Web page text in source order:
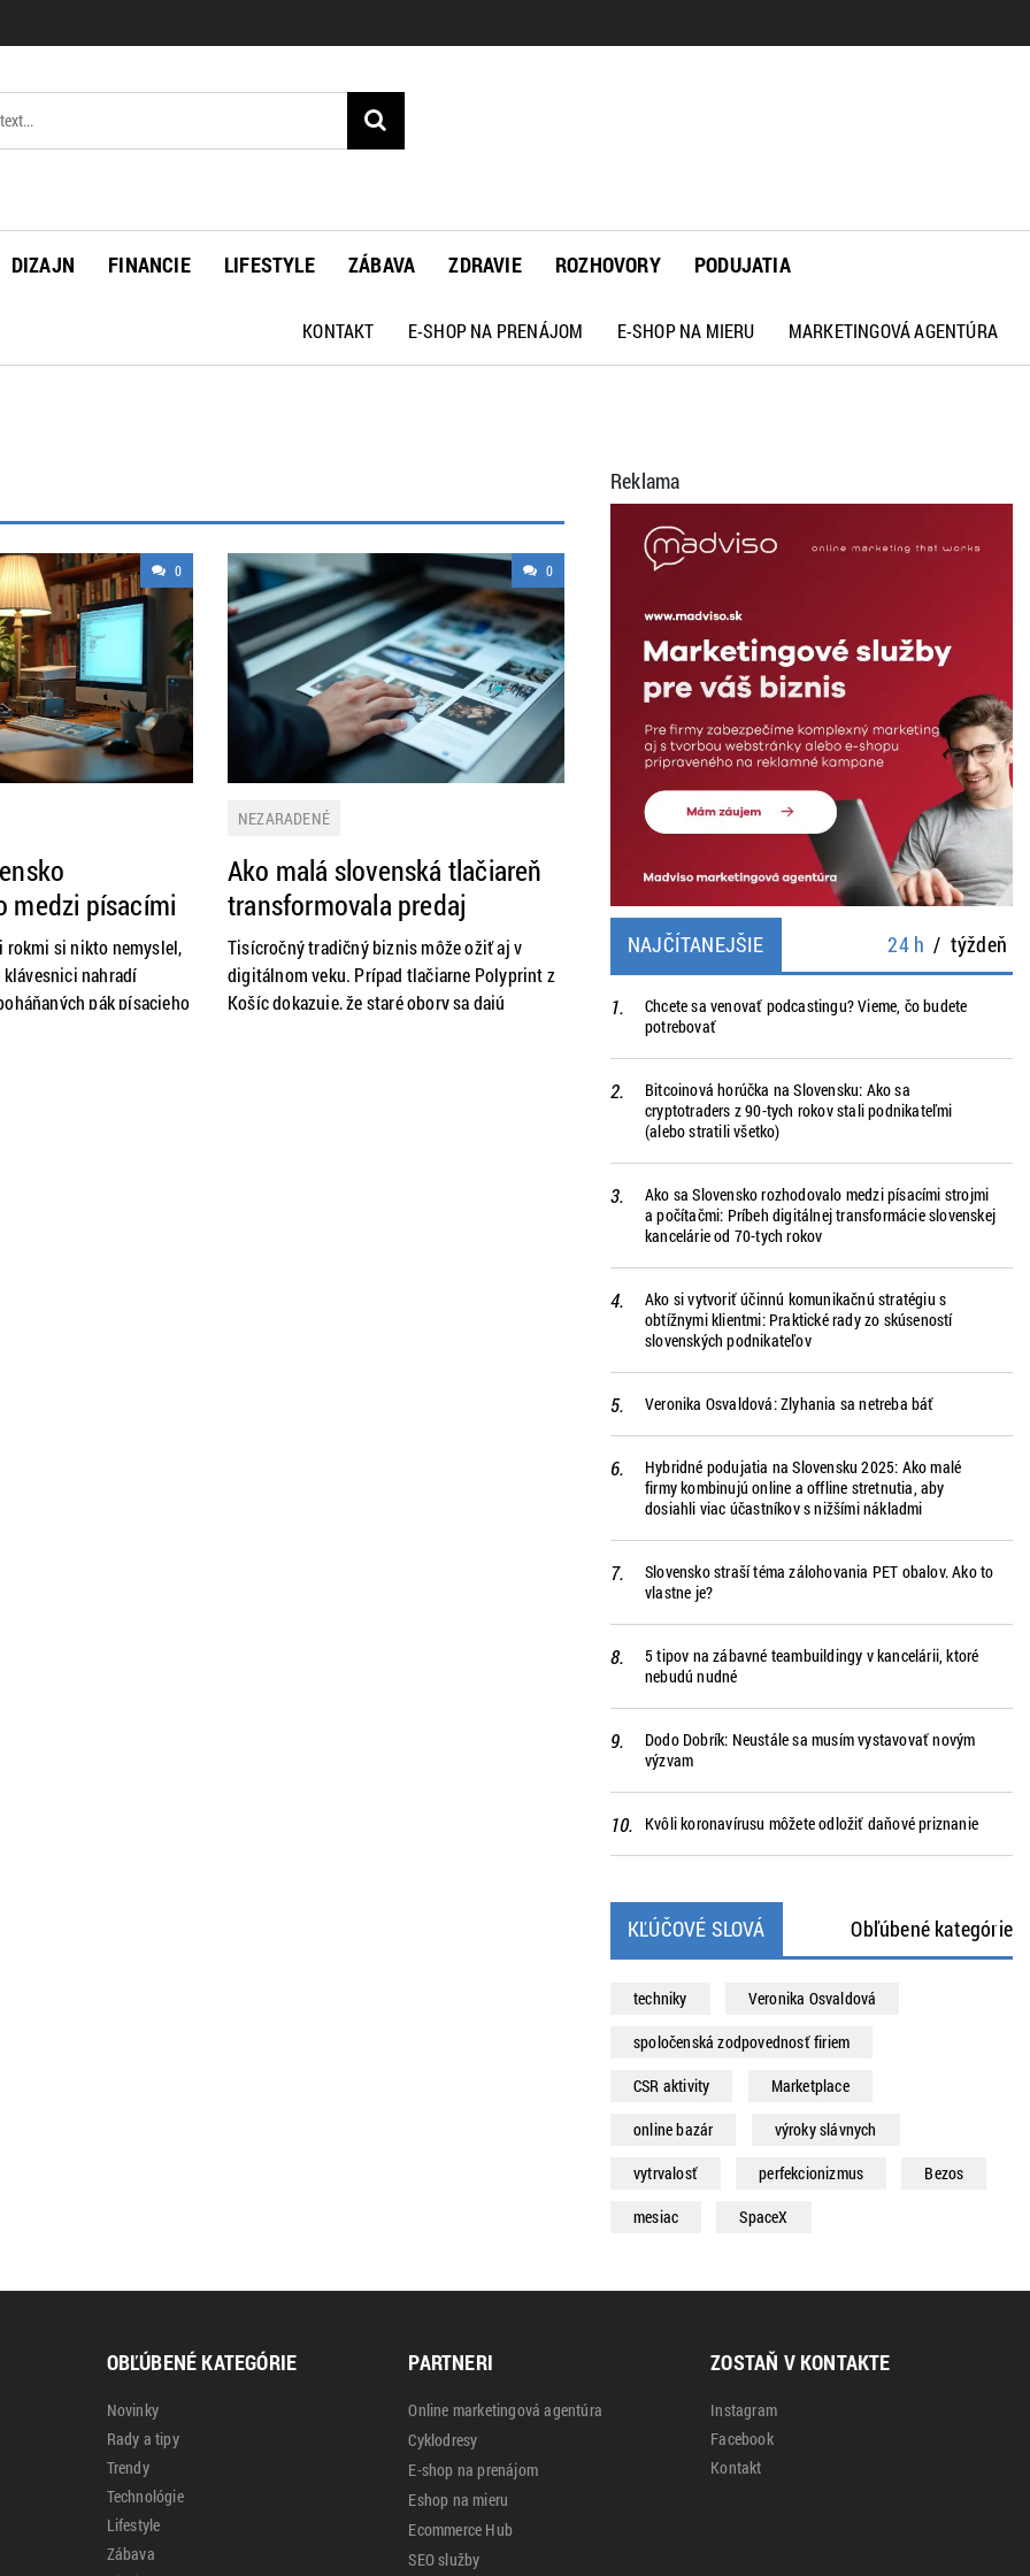
DIZAJN FINANCIE LIFESTYLE ZÁBAVA ZDRAVIE ROZHOVORY PODUJATIA
KONTAKT E-SHOP NA PRENÁJOM E-SHOP NA MIERU MARKETINGOVÁ AGENTÚRA
0
medzi písacími
Príbeh
od 70-
rokmi si nikto nemyslel,
nahradí
pák písacieho
0
NEZARADENÉ
Ako malá slovenská tlačiareň
transformovala predaj
pomocou personalizovaných
katalógov: Prípadová štúdia
digitálneho skoku tradičného
Tisícročný tradičný biznis môže ožiť aj v
digitálnom veku. Prípad tlačiarne Polyprint z
Košíc dokazuje, že staré obory sa dajú
Reklama
NAJČÍTANEJŠIE 24 h / týždeň
Chcete sa venovať podcastingu? Vieme, čo budete
potrebovať
Bitcoinová horúčka na Slovensku: Ako sa
cryptotraders z 90-tych rokov stali podnikateľmi
(alebo stratili všetko)
Ako sa Slovensko rozhodovalo medzi písacími strojmi
a počítačmi: Príbeh digitálnej transformácie slovenskej
kancelárie od 70-tych rokov
Ako si vytvoriť účinnú komunikačnú stratégiu s
obtížnymi klientmi: Praktické rady zo skúseností
slovenských podnikateľov
Veronika Osvaldová: Zlyhania sa netreba báť
Hybridné podujatia na Slovensku 2025: Ako malé
firmy kombinujú online a offline stretnutia, aby
dosiahli viac účastníkov s nižšími nákladmi
Slovensko straší téma zálohovania PET obalov. Ako to
vlastne je?
5 tipov na zábavné teambuildingy v kancelárii, ktoré
nebudú nudné
Dodo Dobrík: Neustále sa musím vystavovať novým
výzvam
Kvôli koronavírusu môžete odložiť daňové priznanie
KĽÚČOVÉ SLOVÁ Obľúbené kategórie
techniky
Veronika Osvaldová
spoločenská zodpovednosť firiem
CSR aktivity
Marketplace
online bazár
výroky slávnych
vytrvalosť
perfekcionizmus
Bezos
mesiac
SpaceX
OBĽÚBENÉ KATEGÓRIE
Novinky
Rady a tipy
Trendy
Technológie
Lifestyle
Zábava
PARTNERI
Online marketingová agentúra
Cyklodresy
E-shop na prenájom
Eshop na mieru
Ecommerce Hub
SEO služby
ZOSTAŇ V KONTAKTE
Instagram
Facebook
Kontakt